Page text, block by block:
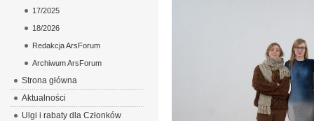
17/2025
18/2026
Redakcja ArsForum
Archiwum ArsForum
Strona główna
Aktualności
Ulgi i rabaty dla Członków